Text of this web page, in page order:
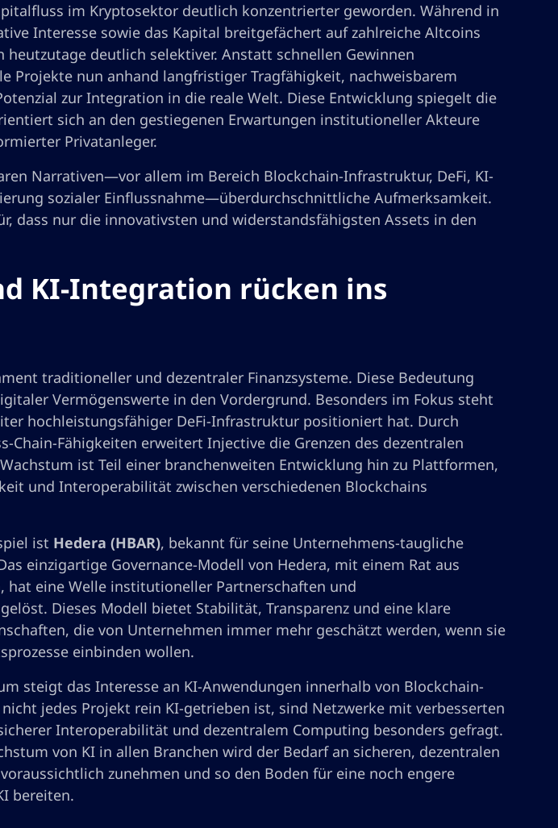
im Kryptosektor deutlich konzentrierter geworden. Während in
Interesse sowie das Kapital breitgefächert auf zahlreiche Altcoins
deutlich selektiver. Anstatt schnellen Gewinnen
Projekte nun anhand langfristiger Tragfähigkeit, nachweisbarem
zur Integration in die reale Welt. Diese Entwicklung spiegelt die
sich an den gestiegenen Erwartungen institutioneller Akteure
Privatanleger.
Narrativen—vor allem im Bereich Blockchain-Infrastruktur, DeFi, KI-
sozialer Einflussnahme—überdurchschnittliche Aufmerksamkeit.
dass nur die innovativsten und widerstandsfähigsten Assets in den
KI-Integration rücken ins
traditioneller und dezentraler Finanzsysteme. Diese Bedeutung
Vermögenswerte in den Vordergrund. Besonders im Fokus steht
hochleistungsfähiger DeFi-Infrastruktur positioniert hat. Durch
Chain-Fähigkeiten erweitert Injective die Grenzen des dezentralen
ist Teil einer branchenweiten Entwicklung hin zu Plattformen,
und Interoperabilität zwischen verschiedenen Blockchains
ist Hedera (HBAR), bekannt für seine Unternehmens-taugliche
einzigartige Governance-Modell von Hedera, mit einem Rat aus
eine Welle institutioneller Partnerschaften und
Dieses Modell bietet Stabilität, Transparenz und eine klare
die von Unternehmen immer mehr geschätzt werden, wenn sie
einbinden wollen.
steigt das Interesse an KI-Anwendungen innerhalb von Blockchain-
jedes Projekt rein KI-getrieben ist, sind Netzwerke mit verbesserten
Interoperabilität und dezentralem Computing besonders gefragt.
von KI in allen Branchen wird der Bedarf an sicheren, dezentralen
zunehmen und so den Boden für eine noch engere
bereiten.